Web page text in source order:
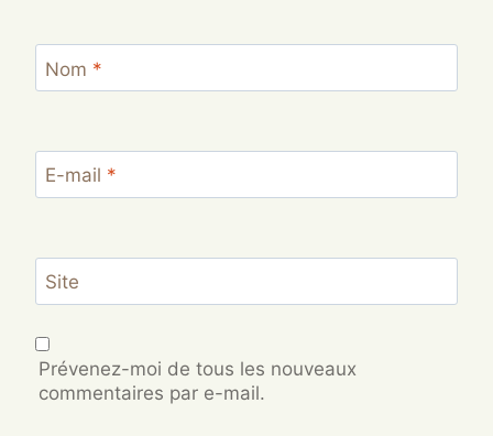
Nom *
E-mail *
Site
Prévenez-moi de tous les nouveaux
commentaires par e-mail.